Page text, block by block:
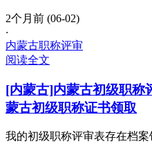
2个月前 (06-02)
·
内蒙古职称评审
阅读全文
[内蒙古]内蒙古初级职称
蒙古初级职称证书领取
我的初级职称评审表存在档